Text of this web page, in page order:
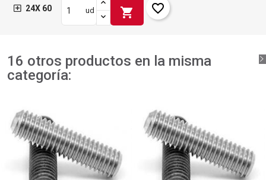
24X 60 ud shopping_cart favorite_border
16 otros productos en la misma
categoría: